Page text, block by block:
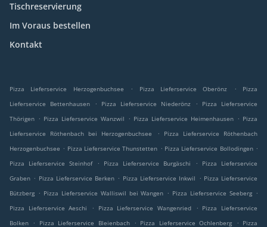
Tischreservierung
Im Voraus bestellen
Kontakt
Pizza Lieferservice Herzogenbuchsee . Pizza Lieferservice Oberönz .
Pizza
Lieferservice Bettenhausen
. Pizza Lieferservice Niederönz .
Pizza Lieferservice
Thörigen . Pizza Lieferservice Wanzwil . Pizza Lieferservice Heimenhausen . Pizza
Lieferservice Röthenbach bei Herzogenbuchsee
.
Pizza Lieferservice Röthenbach
Herzogenbuchsee . Pizza Lieferservice Thunstetten . Pizza Lieferservice Bollodingen .
Pizza Lieferservice Steinhof
. Pizza Lieferservice Burgäschi .
Pizza Lieferservice
Graben . Pizza Lieferservice Berken . Pizza Lieferservice Inkwil . Pizza Lieferservice
Bützberg . Pizza Lieferservice Walliswil bei Wangen . Pizza Lieferservice Seeberg .
Pizza Lieferservice Aeschi
. Pizza Lieferservice Wangenried . Pizza Lieferservice
Bolken
. Pizza Lieferservice Bleienbach . Pizza Lieferservice Ochlenberg . Pizza